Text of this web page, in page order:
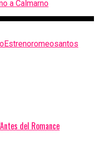
a Calmarno
Estrenoromeosantos
del Romance